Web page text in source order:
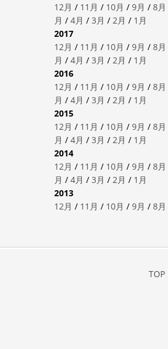
12月 / 11月 / 10月 / 9月 / 8月
月 / 4月 / 3月 / 2月 / 1月
2017
12月 / 11月 / 10月 / 9月 / 8月
月 / 4月 / 3月 / 2月 / 1月
2016
12月 / 11月 / 10月 / 9月 / 8月
月 / 4月 / 3月 / 2月 / 1月
2015
12月 / 11月 / 10月 / 9月 / 8月
月 / 4月 / 3月 / 2月 / 1月
2014
12月 / 11月 / 10月 / 9月 / 8月
月 / 4月 / 3月 / 2月 / 1月
2013
12月 / 11月 / 10月 / 9月 / 8月
TOP